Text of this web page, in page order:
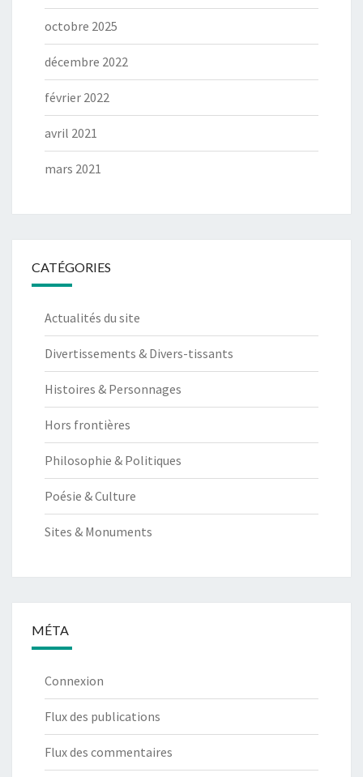
octobre 2025
décembre 2022
février 2022
avril 2021
mars 2021
CATÉGORIES
Actualités du site
Divertissements & Divers-tissants
Histoires & Personnages
Hors frontières
Philosophie & Politiques
Poésie & Culture
Sites & Monuments
MÉTA
Connexion
Flux des publications
Flux des commentaires